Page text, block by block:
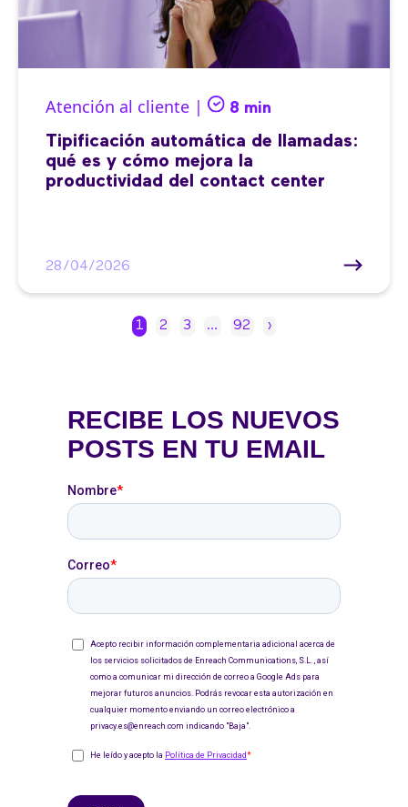
Atención al cliente | 8 min
Tipificación automática de llamadas:
qué es y cómo mejora la
productividad del contact center
28/04/2026
1 2 3 … 92 ›